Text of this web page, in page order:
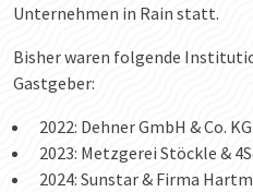
Unternehmen in Rain statt.
Bisher waren folgende
Gastgeber:
2022: Dehner GmbH & Co. KG
2023: Metzgerei Stöckle &
2024: Sunstar & Firma